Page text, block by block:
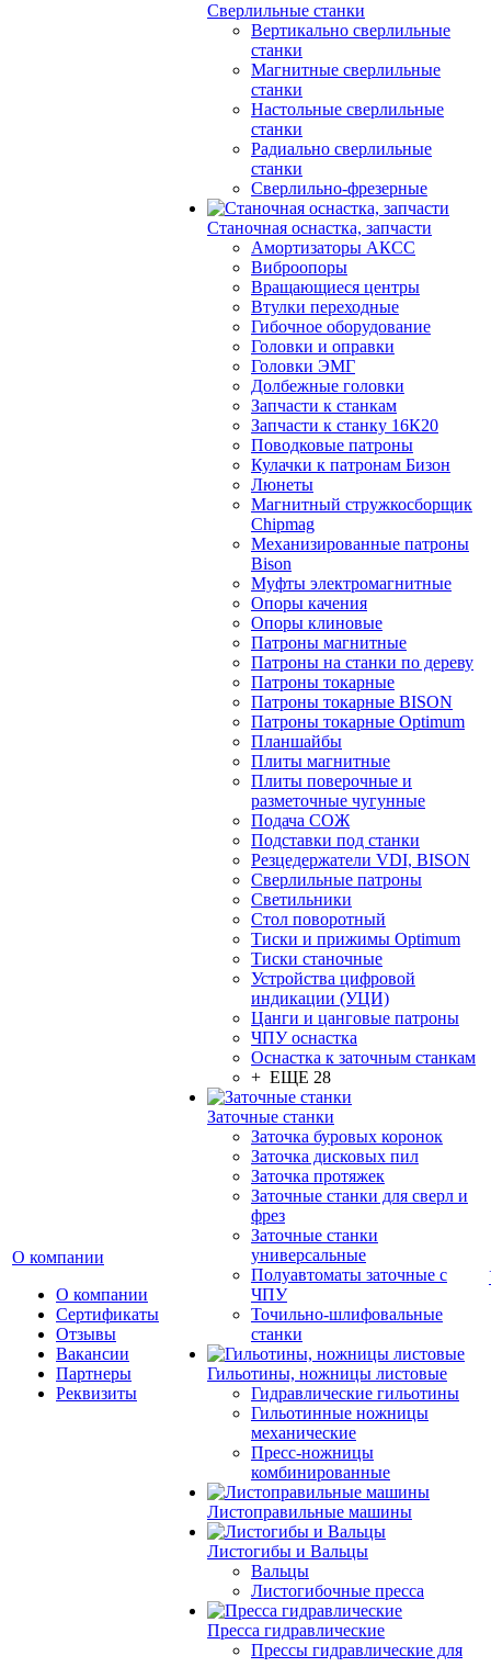
О компании
О компании
Сертификаты
Отзывы
Вакансии
Партнеры
Реквизиты
Сверлильные станки
Вертикально сверлильные
станки
Магнитные сверлильные
станки
Настольные сверлильные
станки
Радиально сверлильные
станки
Сверлильно-фрезерные
Станочная оснастка, запчасти
Амортизаторы АКСС
Виброопоры
Вращающиеся центры
Втулки переходные
Гибочное оборудование
Головки и оправки
Головки ЭМГ
Долбежные головки
Запчасти к станкам
Запчасти к станку 16К20
Поводковые патроны
Кулачки к патронам Бизон
Люнеты
Магнитный стружкосборщик
Chipmag
Механизированные патроны
Bison
Муфты электромагнитные
Опоры качения
Опоры клиновые
Патроны магнитные
Патроны на станки по дереву
Патроны токарные
Патроны токарные BISON
Патроны токарные Optimum
Планшайбы
Плиты магнитные
Плиты поверочные и
разметочные чугунные
Подача СОЖ
Подставки под станки
Резцедержатели VDI, BISON
Сверлильные патроны
Светильники
Стол поворотный
Тиски и прижимы Optimum
Тиски станочные
Устройства цифровой
индикации (УЦИ)
Цанги и цанговые патроны
ЧПУ оснастка
Оснастка к заточным станкам
+ ЕЩЕ 28
Заточные станки
Заточка буровых коронок
Заточка дисковых пил
Заточка протяжек
Заточные станки для сверл и
фрез
Заточные станки
универсальные
Полуавтоматы заточные с
ЧПУ
Точильно-шлифовальные
станки
Гильотины, ножницы листовые
Гидравлические гильотины
Гильотинные ножницы
механические
Пресс-ножницы
комбинированные
Листоправильные машины
Листогибы и Вальцы
Вальцы
Листогибочные пресса
Пресса гидравлические
Прессы гидравлические для